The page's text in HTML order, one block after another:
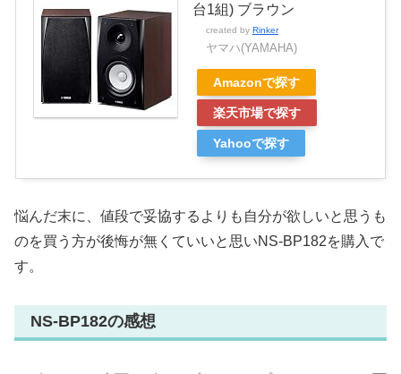
台1組) ブラウン
created by Rinker
ヤマハ(YAMAHA)
Amazonで探す
楽天市場で探す
Yahooで探す
悩んだ末に、値段で妥協するよりも自分が欲しいと思うも
のを買う方が後悔が無くていいと思いNS-BP182を購入で
す。
NS-BP182の感想